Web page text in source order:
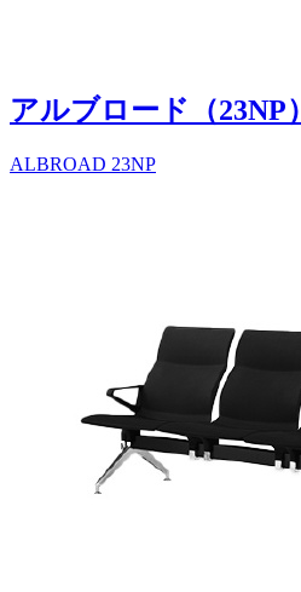
アルブロード（23NP）
ALBROAD 23NP